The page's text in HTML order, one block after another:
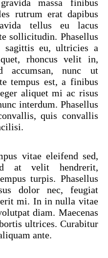
massa finibus
rutrum erat dapibus
tellus eu lacus
sollicitudin. Phasellus
sagittis eu, ultricies a
rhoncus velit in,
accumsan, nunc ut
tempus est, a finibus
aliquet mi ac risus
interdum. Phasellus
quis convallis
vitae eleifend sed,
at velit hendrerit,
turpis. Phasellus
dolor nec, feugiat
mi. In in nulla vitae
diam. Maecenas
ultrices. Curabitur
ante.